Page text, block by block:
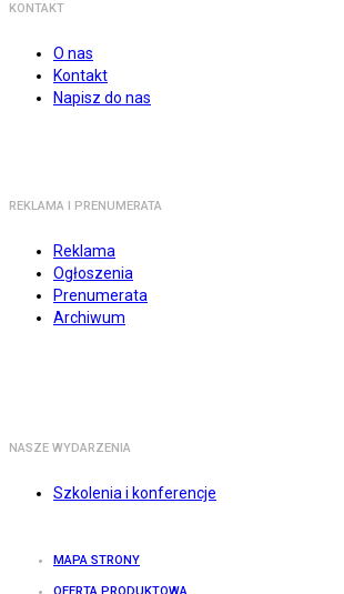
KONTAKT
O nas
Kontakt
Napisz do nas
REKLAMA I PRENUMERATA
Reklama
Ogłoszenia
Prenumerata
Archiwum
NASZE WYDARZENIA
Szkolenia i konferencje
MAPA STRONY